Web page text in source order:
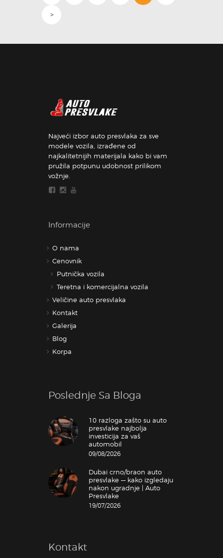
>
Najveći izbor auto presvlaka za sve
modele vozila, izrađene od
najkalitetnijih materijala kako bi vam
pružila potpunu udobnost prilikom
vožnje.
Informacije
O nama
Cenovnik
Putnička vozila
Teretna i komercijalna vozila
Veličine auto presvlaka
Kontakt
Galerija
Blog
Korpa
Poslednje Sa Bloga
10 razloga zašto su auto
presvlake najbolja
investicija za vaš
automobil
09/08/2026
Dubai crno/braon auto
presvlake — kako izgledaju
nakon ugradnje | Auto
Presvlake
19/07/2026
Kontakt